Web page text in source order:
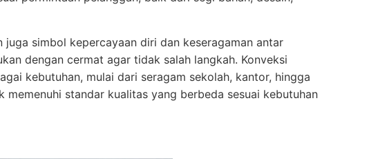
juga simbol kepercayaan diri dan keseragaman antar
dengan cermat agar tidak salah langkah. Konveksi
kebutuhan, mulai dari seragam sekolah, kantor, hingga
standar kualitas yang berbeda sesuai kebutuhan